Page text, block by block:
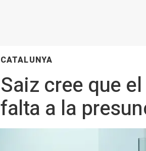
CATALUNYA
Saiz cree que
falta a la